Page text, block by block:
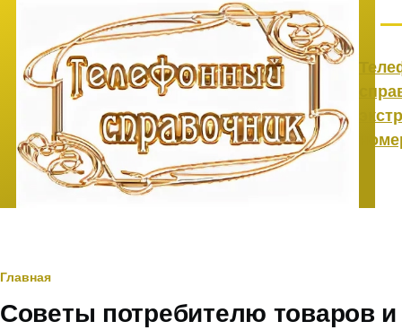
Перейти к основному содержанию
Строка
навигации
Главная
Советы потребителю товаров и